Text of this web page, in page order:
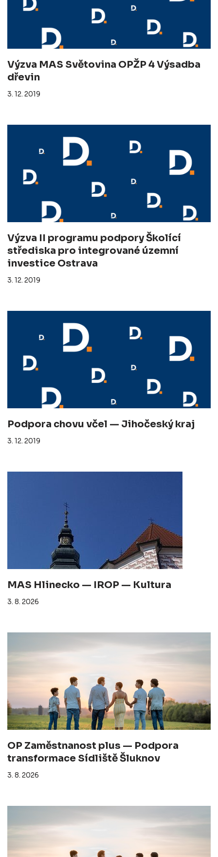
Výzva MAS Světovina OPŽP 4 Výsadba
dřevin
3. 12. 2019
Výzva II programu podpory Školící
střediska pro integrované územní
investice Ostrava
3. 12. 2019
Podpora chovu včel — Jihočeský kraj
3. 12. 2019
MAS Hlinecko — IROP — Kultura
3. 8. 2026
OP Zaměstnanost plus — Podpora
transformace Sídliště Šluknov
3. 8. 2026